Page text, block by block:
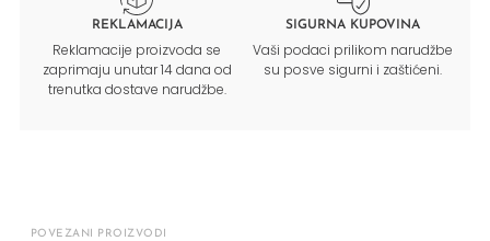
REKLAMACIJA
Reklamacije proizvoda se
zaprimaju unutar 14 dana od
trenutka dostave narudžbe.
SIGURNA KUPOVINA
Vaši podaci prilikom narudžbe
su posve sigurni i zaštićeni.
POVEZANI PROIZVODI